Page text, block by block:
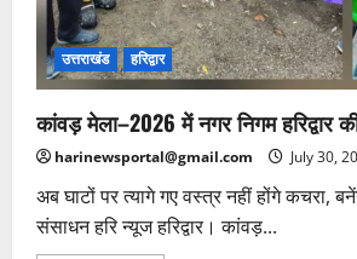
उत्तराखंड हरिद्वार
कांवड़ मेला–2026 में नगर निगम हरिद्वार
harinewsportal@gmail.com July 30,
अब घाटों पर त्यागे गए वस्त्र नहीं होंगे कचरा,
संसाधन हरि न्यूज हरिद्वार। कांवड़...